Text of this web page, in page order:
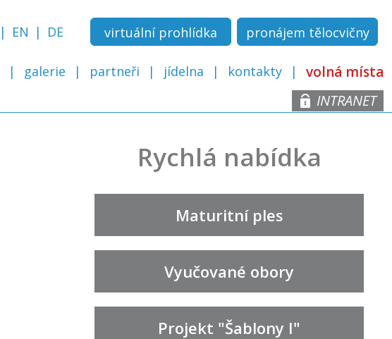
galerie partneři jídelna kontakty volná místa
EN DE virtuální prohlídka pronájem tělocvičny
INTRANET
Rychlá nabídka
Maturitní ples
Vyučované obory
Projekt "Šablony I"